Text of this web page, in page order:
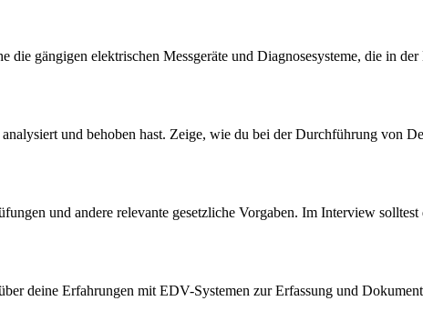
die gängigen elektrischen Messgeräte und Diagnosesysteme, die in
und behoben hast. Zeige, wie du bei der Durchführung von
und andere relevante gesetzliche Vorgaben. Im Interview
deine Erfahrungen mit EDV-Systemen zur Erfassung und